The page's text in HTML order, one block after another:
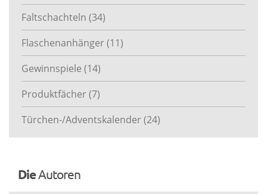
Faltschachteln (34)
Flaschenanhänger(11)
Gewinnspiele (14)
Produktfächer(7)
Türchen-/Adventskalender(24)
DieAutoren